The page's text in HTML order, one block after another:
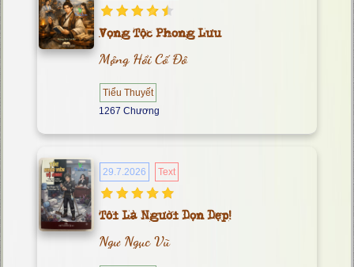
Vọng Tộc Phong Lưu
Mộng Hồi Cố Đô
Tiểu Thuyết
1267 Chương
29.7.2026 Text
Tôi Là Người Dọn Dẹp!
Ngư Ngục Vũ